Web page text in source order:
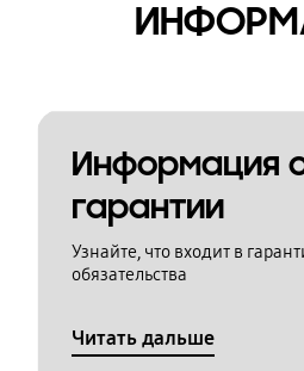
Информация
гарантии
Узнайте, что входит в
обязательства
Читать дальше